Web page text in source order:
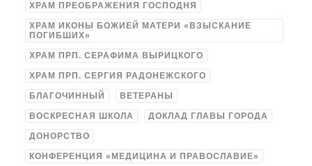
ХРАМ ПРЕОБРАЖЕНИЯ ГОСПОДНЯ
ХРАМ ИКОНЫ БОЖИЕЙ МАТЕРИ «ВЗЫСКАНИЕ
ПОГИБШИХ»
ХРАМ ПРП. СЕРАФИМА ВЫРИЦКОГО
ХРАМ ПРП. СЕРГИЯ РАДОНЕЖСКОГО
БЛАГОЧИННЫЙ ВЕТЕРАНЫ
ВОСКРЕСНАЯ ШКОЛА ДОКЛАД ГЛАВЫ ГОРОДА
ДОНОРСТВО
КОНФЕРЕНЦИЯ «МЕДИЦИНА И ПРАВОСЛАВИЕ»